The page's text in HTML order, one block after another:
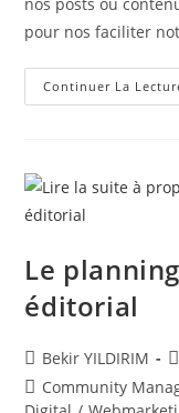
pour nos faciliter
Continuer La
Le
éditorial
Auteur/autrice
de
la
Bekir YILDIRIM
PostCommunity